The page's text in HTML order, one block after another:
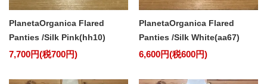
PlanetaOrganica Flared
Panties /Silk Pink(hh10)
7,700円(税700円)
PlanetaOrganica Flared
Panties /Silk White(aa67)
6,600円(税600円)